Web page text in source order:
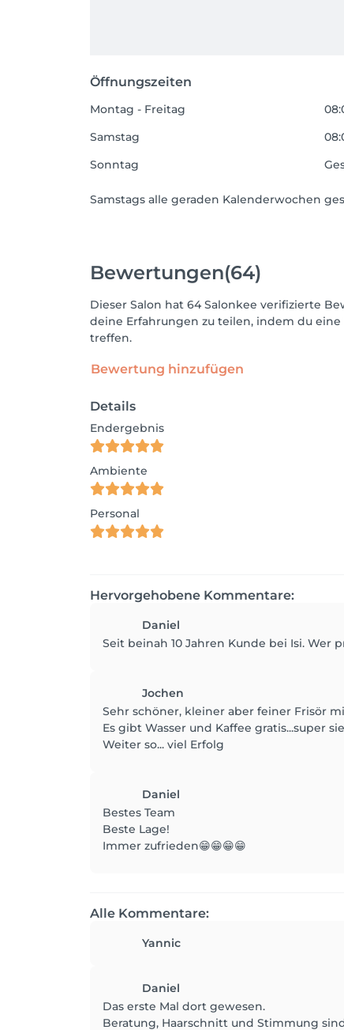
Öffnungszeiten
Montag - Freitag
Samstag
Sonntag
Samstags alle geraden Kalenderwochen
Bewertungen(64)
Dieser Salon hat 64 Salonkee verifizierte
deine Erfahrungen zu teilen, indem du
treffen.
Bewertung hinzufügen
Details
Endergebnis
Ambiente
Personal
Hervorgehobene Kommentare:
Daniel
Seit beinah 10 Jahren Kunde bei Isi.
Jochen
Sehr schöner, kleiner aber feiner Frisör
Es gibt Wasser und Kaffee gratis...super
Weiter so... viel Erfolg
Daniel
Bestes Team
Beste Lage!
Immer zufrieden😁😁😁😁
Alle Kommentare:
Yannic
Daniel
Das erste Mal dort gewesen.
Beratung, Haarschnitt und Stimmung